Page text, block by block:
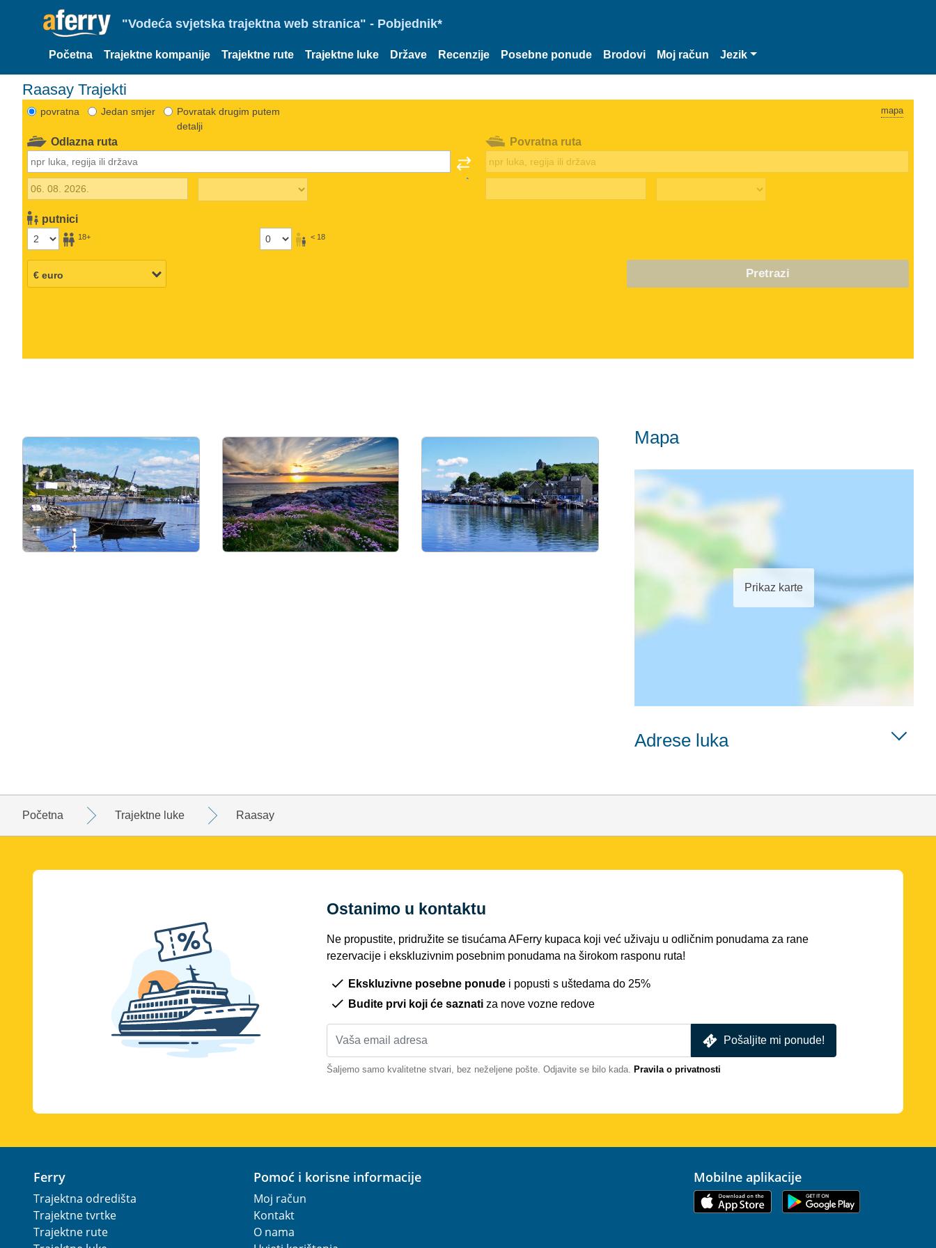
"Vodeća svjetska trajektna web stranica" - Pobjednik*
Početna Trajektne kompanije Trajektne rute Trajektne luke Države Recenzije Posebne ponude Brodovi Moj račun Jezik
Raasay Trajekti
povratna Jedan smjer
Povratak drugim putem
detalji
mapa
Odlazna ruta
putnici
18+ < 18
Povratna ruta
Pretrazi
Mapa
Prikaz karte
Adrese luka
Početna Trajektne luke Raasay
Ostanimo u kontaktu
Ne propustite, pridružite se tisućama AFerry kupaca koji već uživaju u odličnim ponudama za rane
rezervacije i ekskluzivnim posebnim ponudama na širokom rasponu ruta!
Ekskluzivne posebne ponude i popusti s uštedama do 25%
Budite prvi koji će saznati za nove vozne redove
Pošaljite mi ponude!
Šaljemo samo kvalitetne stvari, bez neželjene pošte. Odjavite se bilo kada. Pravila o privatnosti
Ferry
Trajektna odredišta
Trajektne tvrtke
Trajektne rute
Pomoć i korisne informacije
Moj račun
Kontakt
O nama
Mobilne aplikacije